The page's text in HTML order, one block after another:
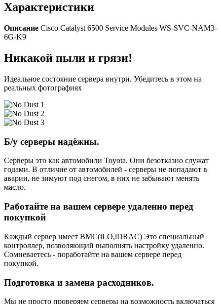
Характеристики
Описание Cisco Catalyst 6500 Service Modules WS-SVC-NAM3-
6G-K9
Никакой пыли и грязи!
Идеальное состояние сервера внутри. Убедитесь в этом на
реальных фотографиях
Б/у серверы надёжны.
Серверы это как автомобили Toyota. Они безотказно служат
годами. В отличие от автомобилей - серверы не попадают в
аварии, не зимуют под снегом, в них не забывают менять
масло.
Работайте на вашем сервере удаленно перед
покупкой
Каждый сервер имеет BMC(iLO,iDRAC) Это специальный
контроллер, позволяющий выполнять настройку удаленно.
Сомневаетесь - поработайте на вашем сервере перед
покупкой.
Подготовка и замена расходников.
Мы не просто проверяем серверы на возможность включаться